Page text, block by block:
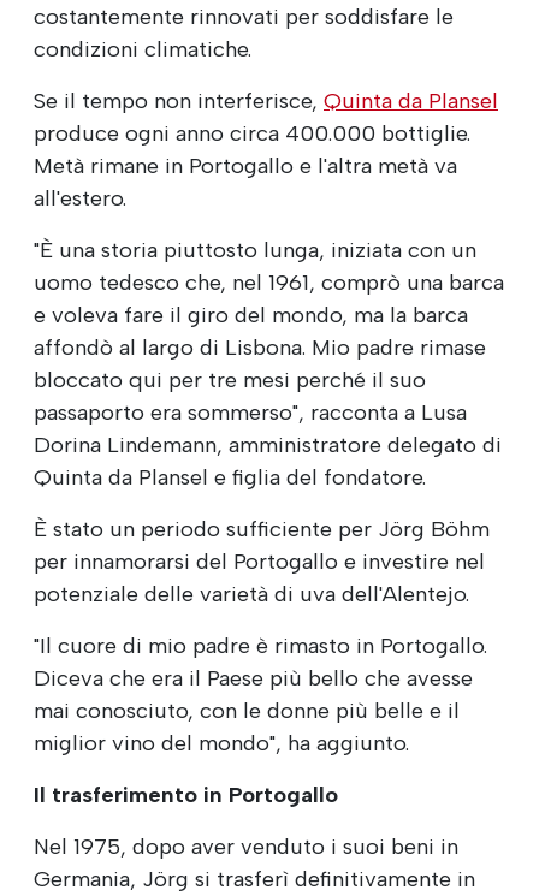
costantemente rinnovati per soddisfare le
condizioni climatiche.
Se il tempo non interferisce, Quinta da Plansel
produce ogni anno circa 400.000 bottiglie.
Metà rimane in Portogallo e l'altra metà va
all'estero.
"È una storia piuttosto lunga, iniziata con un
uomo tedesco che, nel 1961, comprò una barca
e voleva fare il giro del mondo, ma la barca
affondò al largo di Lisbona. Mio padre rimase
bloccato qui per tre mesi perché il suo
passaporto era sommerso", racconta a Lusa
Dorina Lindemann, amministratore delegato di
Quinta da Plansel e figlia del fondatore.
È stato un periodo sufficiente per Jörg Böhm
per innamorarsi del Portogallo e investire nel
potenziale delle varietà di uva dell'Alentejo.
"Il cuore di mio padre è rimasto in Portogallo.
Diceva che era il Paese più bello che avesse
mai conosciuto, con le donne più belle e il
miglior vino del mondo", ha aggiunto.
Il trasferimento in Portogallo
Nel 1975, dopo aver venduto i suoi beni in
Germania, Jörg si trasferì definitivamente in